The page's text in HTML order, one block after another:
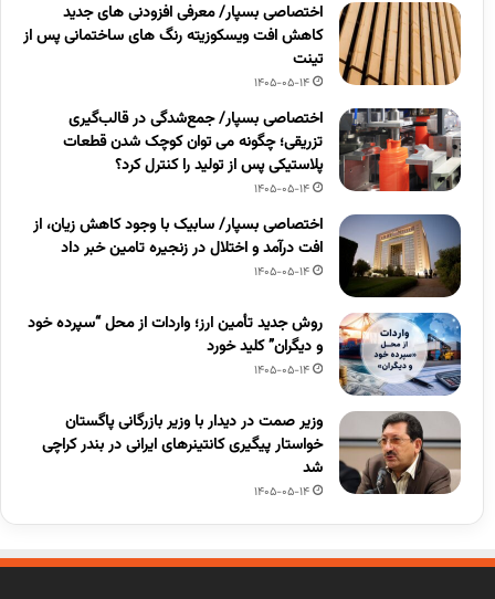
اختصاصی بسپار/ معرفی افزودنی های جدید
کاهش افت ویسکوزیته رنگ های ساختمانی پس از
تینت
1405-05-14
اختصاصی بسپار/ جمع‌شدگی در قالب‌گیری
تزریقی؛ چگونه می توان کوچک شدن قطعات
پلاستیکی پس از تولید را کنترل کرد؟
1405-05-14
اختصاصی بسپار/ سابیک با وجود کاهش زیان، از
افت درآمد و اختلال در زنجیره تامین خبر داد
1405-05-14
روش جدید تأمین ارز؛ واردات از محل “سپرده خود
و دیگران” کلید خورد
1405-05-14
وزیر صمت در دیدار با وزیر بازرگانی پاگستان
خواستار پیگیری کانتینرهای ایرانی در بندر کراچی
شد
1405-05-14